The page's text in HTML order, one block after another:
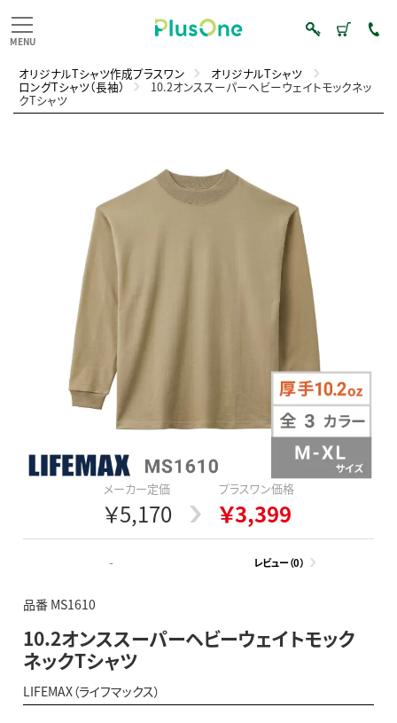
オリジナルTシャツ作成プラスワン オリジナルTシャツ
ロングTシャツ（長袖） 10.2オンススーパーヘビーウェイトモックネッ
クTシャツ
メーカー定価
￥5,170
プラスワン価格
￥3,399
- レビュー（0）
品番 MS1610
10.2オンススーパーヘビーウェイトモック
ネックTシャツ
LIFEMAX（ライフマックス）